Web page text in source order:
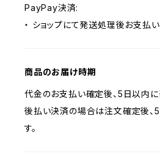
PayPay決済:
・ ショップにて発送処理後お支払
商品のお届け時期
代金のお支払い確定後、5日以内に
後払い決済の場合は注文確定後、
す。